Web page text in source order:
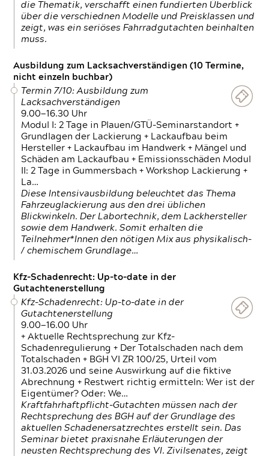
die Thematik, verschafft einen fundierten Überblick
über die verschiednen Modelle und Preisklassen und
zeigt, was ein seriöses Fahrradgutachten beinhalten
muss.
Ausbildung zum Lacksachverständigen (10 Termine,
nicht einzeln buchbar)
Termin 7/10: Ausbildung zum
Lacksachverständigen
9.00—16.30 Uhr
Modul I: 2 Tage in Plauen/GTÜ-Seminarstandort +
Grundlagen der Lackierung + Lackaufbau beim
Hersteller + Lackaufbau im Handwerk + Mängel und
Schäden am Lackaufbau + Emissionsschäden Modul
II: 2 Tage in Gummersbach + Workshop Lackierung +
La…
Diese Intensivausbildung beleuchtet das Thema
Fahrzeuglackierung aus den drei üblichen
Blickwinkeln. Der Labortechnik, dem Lackhersteller
sowie dem Handwerk. Somit erhalten die
Teilnehmer*Innen den nötigen Mix aus physikalisch-
/ chemischem Grundlage…
Kfz-Schadenrecht: Up-to-date in der
Gutachtenerstellung
Kfz-Schadenrecht: Up-to-date in der
Gutachtenerstellung
9.00—16.00 Uhr
+ Aktuelle Rechtsprechung zur Kfz-
Schadenregulierung + Der Totalschaden nach dem
Totalschaden + BGH VI ZR 100/25, Urteil vom
31.03.2026 und seine Auswirkung auf die fiktive
Abrechnung + Restwert richtig ermitteln: Wer ist der
Eigentümer? Oder: We…
Kraftfahrhaftpflicht-Gutachten müssen nach der
Rechtsprechung des BGH auf der Grundlage des
aktuellen Schadenersatzrechtes erstellt sein. Das
Seminar bietet praxisnahe Erläuterungen der
neusten Rechtsprechung des VI. Zivilsenates, zeigt